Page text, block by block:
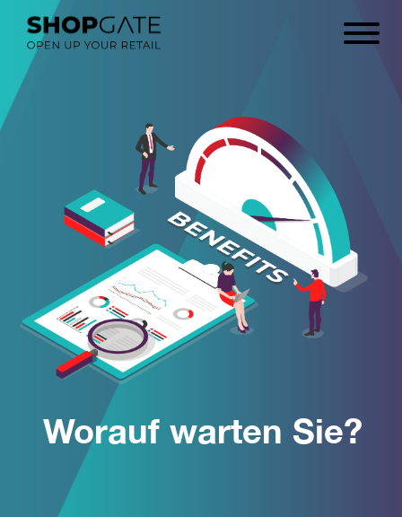
Worauf warten Sie?